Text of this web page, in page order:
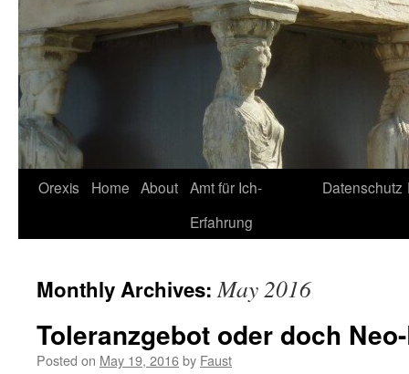
Orexis Home About Amt für Ich-
Erfahrung
Datenschutz
Monthly Archives:May 2016
Toleranzgebot oder doch
Posted on May 19, 2016by Faust